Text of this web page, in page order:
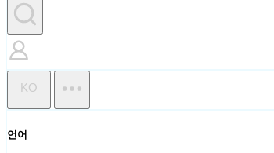
KO
언어